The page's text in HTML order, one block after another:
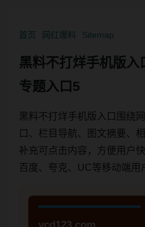
首页 网红爆料 Sitemap
黑料不打烊手机版入
专题入口5
黑料不打烊手机版入口围绕
口、栏目导航、图文摘要、
补充可点击内容，方便用户
百度、夸克、UC等移动端用